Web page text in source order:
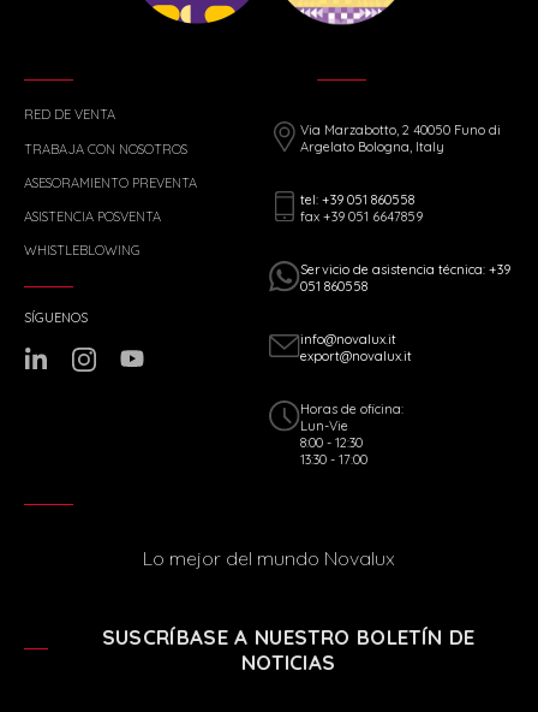
RED DE VENTA
TRABAJA CON NOSOTROS
ASESORAMIENTO PREVENTA
ASISTENCIA POSVENTA
WHISTLEBLOWING
Via Marzabotto, 2 40050 Funo di
Argelato Bologna, Italy
tel: +39 051 860558
fax +39 051 6647859
Servicio de asistencia técnica: +39
051 860558
info@novalux.it
export@novalux.it
Horas de oficina:
Lun-Vie
8:00 - 12:30
13:30 - 17:00
SÍGUENOS
Lo mejor del mundo Novalux
SUSCRÍBASE A NUESTRO BOLETÍN DE
NOTICIAS